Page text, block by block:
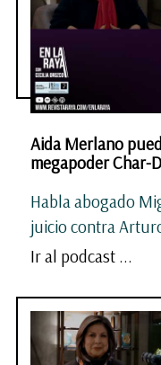
Aida Merlano
megapoder Char-
Habla abogado
juicio contra
Ir al podcast ...